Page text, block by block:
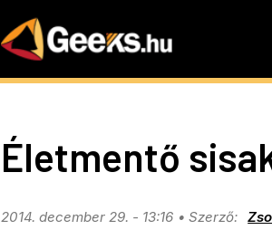
Életmentő
2014. december 29. - 13:16